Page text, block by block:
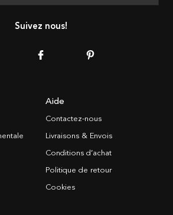
Suivez nous!
Aide
Contactez-nous
Livraisons & Envois
Conditions d’achat
Politique de retour
Cookies